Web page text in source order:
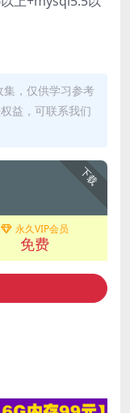
，仅供学习参考
益，可联系我们
下载
永久VIP会员
免费